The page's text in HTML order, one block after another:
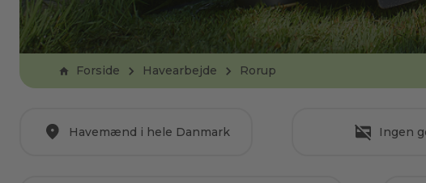
Forside Havearbejde Rorup
Havemænd i hele Danmark Ingen